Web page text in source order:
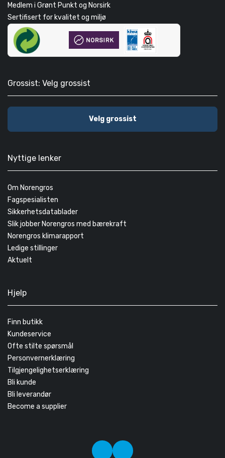
Medlem i Grønt Punkt og Norsirk
Sertifisert for kvalitet og miljø
Grossist: Velg grossist
Velg grossist
Nyttige lenker
Om Norengros
Fagspesialisten
Sikkerhetsdatablader
Slik jobber Norengros med bærekraft
Norengros klimarapport
Ledige stillinger
Aktuelt
Hjelp
Finn butikk
Kundeservice
Ofte stilte spørsmål
Personvernerklæring
Tilgjengelighetserklæring
Bli kunde
Bli leverandør
Become a supplier